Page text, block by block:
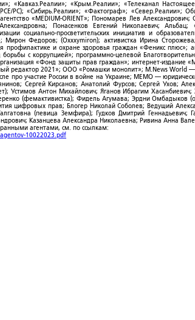
«Кавказ.Реалии»; «Крым.Реалии»; «Телеканал
PC); «Сибирь.Реалии»; «Фактограф»; «Север.Реалии»;
«MEDIUM-ORIENT»; Пономарев Лев
Понасенков Евгений Николаевич;
социально-просветительских инициатив и
Мирон Федоров; (Oxxxymiron); активистка Ирина
профилактике и охране здоровья граждан «Феникс плюс»;
с коррупцией»; программно-целевой
«Фонд защиты прав граждан»; интернет-издание
редактор 2021»; ООО «Ромашки монолит»; M.News World —
про участие России в войне на Украине; МЕМО —
Сергей Кирсанов; Анатолий Фурсов; Сергей Ухов;
Устимов Антон Михайлович; Яганов Ибрагим
(фемактивистка); Фидель Агумава; Эрдни Омбадыков
цифровых прав; Блогер Николай Соболев; Ведущий
(певица Земфира); Гудков Дмитрий Геннадьевич;
Казанцева Александра Николаевна; Ривина Анна
агентами, см. по ссылкам:
10022023.pdf